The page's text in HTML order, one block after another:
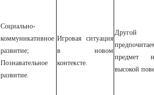
Социально-
коммуникативное
развитие;
Познавательное
развитие.
Игровая ситуация
в новом
контексте.
Другой
предмет
высокой